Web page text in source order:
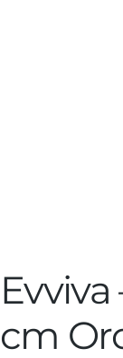
Evviva
cm